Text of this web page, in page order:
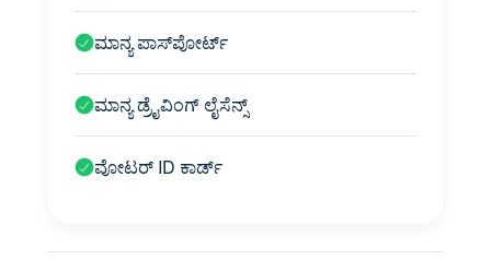
ಮಾನ್ಯ ಪಾಸ್‌ಪೋರ್ಟ್
ಮಾನ್ಯ ಡ್ರೈವಿಂಗ್ ಲೈಸೆನ್ಸ್
ವೋಟರ್ ID ಕಾರ್ಡ್